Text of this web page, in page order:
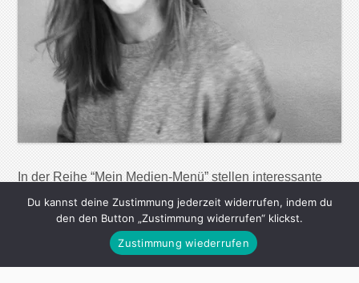
In der Reihe “Mein Medien-Menü” stellen interessante
Menschen ihre Lese-, Seh- und Hörgewohnheiten vor.
Ihre Lieblingsautoren, die wichtigsten Webseiten, tollsten
Magazine, Zeitungen und Radiosendungen – aber auch
Du kannst deine Zustimmung jederzeit widerrufen, indem du
den den Button „Zustimmung widerrufen“ klickst.
Zustimmung wiederrufen